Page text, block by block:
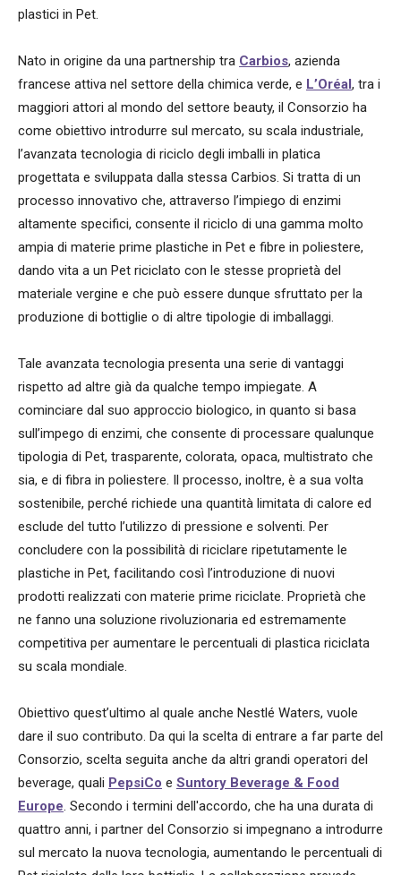
plastici in Pet.
Nato in origine da una partnership tra Carbios, azienda
francese attiva nel settore della chimica verde, e L’Oréal, tra i
maggiori attori al mondo del settore beauty, il Consorzio ha
come obiettivo introdurre sul mercato, su scala industriale,
l’avanzata tecnologia di riciclo degli imballi in platica
progettata e sviluppata dalla stessa Carbios. Si tratta di un
processo innovativo che, attraverso l’impiego di enzimi
altamente specifici, consente il riciclo di una gamma molto
ampia di materie prime plastiche in Pet e fibre in poliestere,
dando vita a un Pet riciclato con le stesse proprietà del
materiale vergine e che può essere dunque sfruttato per la
produzione di bottiglie o di altre tipologie di imballaggi.
Tale avanzata tecnologia presenta una serie di vantaggi
rispetto ad altre già da qualche tempo impiegate. A
cominciare dal suo approccio biologico, in quanto si basa
sull’impego di enzimi, che consente di processare qualunque
tipologia di Pet, trasparente, colorata, opaca, multistrato che
sia, e di fibra in poliestere. Il processo, inoltre, è a sua volta
sostenibile, perché richiede una quantità limitata di calore ed
esclude del tutto l’utilizzo di pressione e solventi. Per
concludere con la possibilità di riciclare ripetutamente le
plastiche in Pet, facilitando così l’introduzione di nuovi
prodotti realizzati con materie prime riciclate. Proprietà che
ne fanno una soluzione rivoluzionaria ed estremamente
competitiva per aumentare le percentuali di plastica riciclata
su scala mondiale.
Obiettivo quest’ultimo al quale anche Nestlé Waters, vuole
dare il suo contributo. Da qui la scelta di entrare a far parte del
Consorzio, scelta seguita anche da altri grandi operatori del
beverage, quali PepsiCo e Suntory Beverage & Food
Europe. Secondo i termini dell'accordo, che ha una durata di
quattro anni, i partner del Consorzio si impegnano a introdurre
sul mercato la nuova tecnologia, aumentando le percentuali di